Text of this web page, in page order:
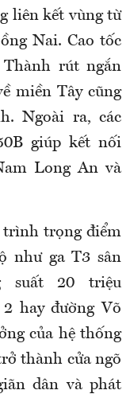
liên kết vùng từ
Nai. Cao tốc
rút ngắn
miền Tây cũng
Ngoài ra, các
giúp kết nối
Long An và
trình trọng điểm
như ga T3 sân
suất 20 triệu
hay đường Võ
của hệ thống
thành cửa ngõ
dân và phát